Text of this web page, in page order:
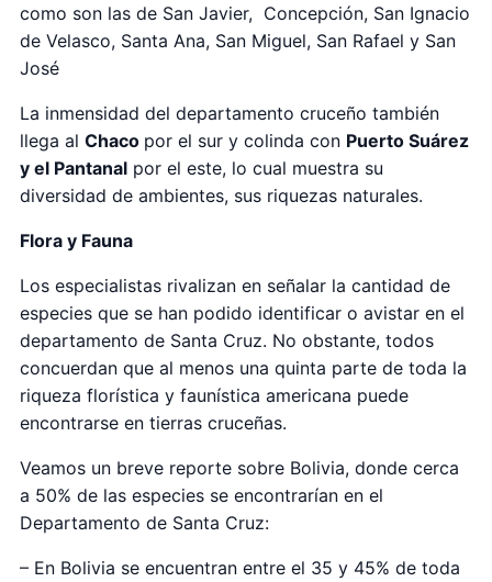
como son las de San Javier, Concepción, San Ignacio
de Velasco, Santa Ana, San Miguel, San Rafael y San
José
La inmensidad del departamento cruceño también
llega al Chaco por el sur y colinda con Puerto Suárez
y el Pantanalpor el este, lo cual muestra su
diversidad de ambientes, sus riquezas naturales.
Flora y Fauna
Los especialistas rivalizan en señalar la cantidad de
especies que se han podido identificar o avistar en el
departamento de Santa Cruz. No obstante, todos
concuerdan que al menos una quinta parte de toda la
riqueza florística y faunística americana puede
encontrarse en tierras cruceñas.
Veamos un breve reporte sobre Bolivia, donde cerca
a 50% de las especies se encontrarían en el
Departamento de Santa Cruz:
– En Bolivia se encuentran entre el 35 y 45% de toda